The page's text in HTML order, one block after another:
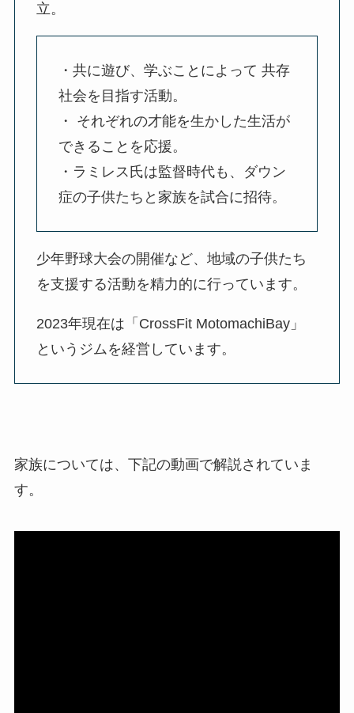
立。
・共に遊び、学ぶことによって 共存
社会を⽬指す活動。
・ それぞれの才能を⽣かした⽣活が
できることを応援。
・ラミレス⽒は監督時代も、ダウン
症の⼦供たちと家族を試合に招待。
少年野球大会の開催など、地域の子供たち
を支援する活動を精力的に行っています。
2023年現在は「CrossFit MotomachiBay」
というジムを経営しています。
家族については、下記の動画で解説されていま
す。